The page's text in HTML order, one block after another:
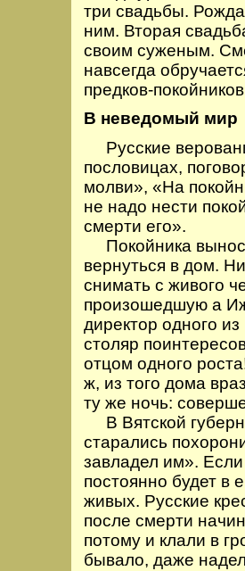
три свадьбы.
ним. Вторая
своим суженым.
навсегда
предков-
В неведомый мир
Русские
пословицах,
молви», «На
не надо нести
смерти его».
Покойника
вернуться в дом.
снимать с живого
произошедшую а
директор одного
столяр
отцом одного
ж, из того дома
ту же ночь:
В Вятской
старались
завладел им».
постоянно будет в
живых. Русские
после смерти
потому и клали в
бывало, даже